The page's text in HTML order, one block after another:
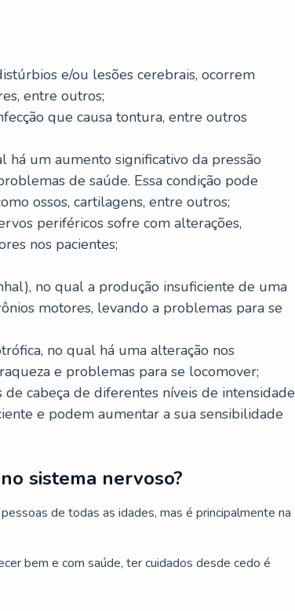
e/ou lesões cerebrais, ocorrem
entre outros;
que causa tontura, entre outros
há um aumento significativo da pressão
de saúde. Essa condição pode
ossos, cartilagens, entre outros;
periféricos sofre com alterações,
nos pacientes;
no qual a produção insuficiente de uma
motores, levando a problemas para se
no qual há uma alteração nos
e problemas para se locomover;
de cabeça de diferentes níveis de intensidade
e podem aumentar a sua sensibilidade
sistema nervoso?
de todas as idades, mas é principalmente na
bem e com saúde, ter cuidados desde cedo é